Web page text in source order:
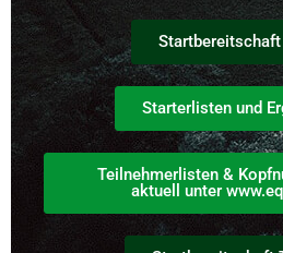
Startbereitschaft
Starterlisten und
Teilnehmerlisten &
aktuell unter